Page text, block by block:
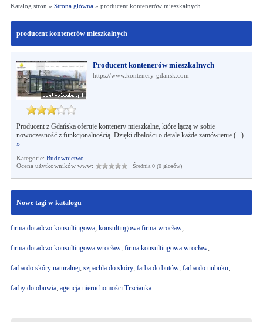
Katalog stron » Strona główna» producent kontenerów mieszkalnych
producent kontenerów mieszkalnych
Producent kontenerów mieszkalnych
https://www.kontenery-gdansk.com
Producent z Gdańska oferuje kontenery mieszkalne, które łączą w sobie
nowoczesność z funkcjonalnością. Dzięki dbałości o detale każde zamówienie (...)
»
Kategorie: Budownictwo
Ocena użytkowników www:
Średnia 0 (0 głosów)
Nowe tagi w katalogu
firma doradczo konsultingowa, konsultingowa firma wrocław,
firma doradczo konsultingowa wrocław, firma konsultingowa wrocław,
farba do skóry naturalnej, szpachla do skóry, farba do butów, farba do nubuku,
farby do obuwia, agencja nieruchomości Trzcianka